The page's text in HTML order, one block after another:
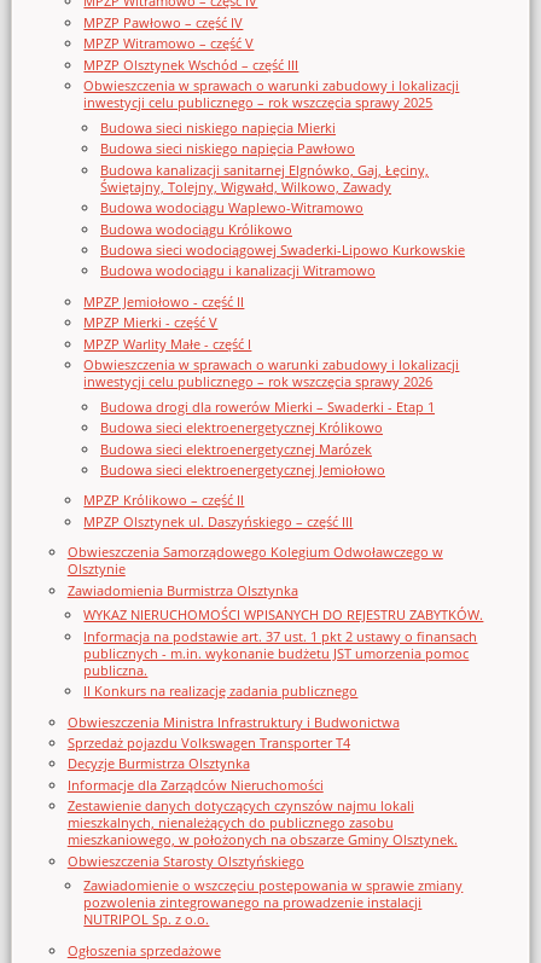
MPZP Pawłowo – część IV
MPZP Witramowo – część V
MPZP Olsztynek Wschód – część III
Obwieszczenia w sprawach o warunki zabudowy i lokalizacji
inwestycji celu publicznego – rok wszczęcia sprawy 2025
Budowa sieci niskiego napięcia Mierki
Budowa sieci niskiego napięcia Pawłowo
Budowa kanalizacji sanitarnej Elgnówko, Gaj, Łęciny,
Świętajny, Tolejny, Wigwałd, Wilkowo, Zawady
Budowa wodociągu Waplewo-Witramowo
Budowa wodociągu Królikowo
Budowa sieci wodociągowej Swaderki-Lipowo Kurkowskie
Budowa wodociągu i kanalizacji Witramowo
MPZP Jemiołowo - część II
MPZP Mierki - część V
MPZP Warlity Małe - część I
Obwieszczenia w sprawach o warunki zabudowy i lokalizacji
inwestycji celu publicznego – rok wszczęcia sprawy 2026
Budowa drogi dla rowerów Mierki – Swaderki - Etap 1
Budowa sieci elektroenergetycznej Królikowo
Budowa sieci elektroenergetycznej Marózek
Budowa sieci elektroenergetycznej Jemiołowo
MPZP Królikowo – część II
MPZP Olsztynek ul. Daszyńskiego – część III
Obwieszczenia Samorządowego Kolegium Odwoławczego w
Olsztynie
Zawiadomienia Burmistrza Olsztynka
WYKAZ NIERUCHOMOŚCI WPISANYCH DO REJESTRU ZABYTKÓW.
Informacja na podstawie art. 37 ust. 1 pkt 2 ustawy o finansach
publicznych - m.in. wykonanie budżetu JST umorzenia pomoc
publiczna.
II Konkurs na realizację zadania publicznego
Obwieszczenia Ministra Infrastruktury i Budwonictwa
Sprzedaż pojazdu Volkswagen Transporter T4
Decyzje Burmistrza Olsztynka
Informacje dla Zarządców Nieruchomości
Zestawienie danych dotyczących czynszów najmu lokali
mieszkalnych, nienależących do publicznego zasobu
mieszkaniowego, w położonych na obszarze Gminy Olsztynek.
Obwieszczenia Starosty Olsztyńskiego
Zawiadomienie o wszczęciu postępowania w sprawie zmiany
pozwolenia zintegrowanego na prowadzenie instalacji
NUTRIPOL Sp. z o.o.
Ogłoszenia sprzedażowe